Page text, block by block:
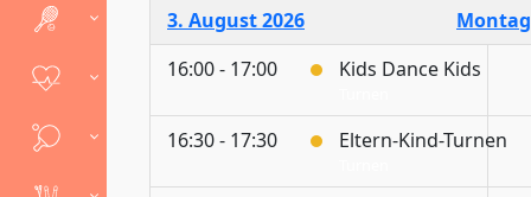
3. August 2026
Montag
16:00 - 17:00
Kids Dance Kids
16:30 - 17:30 Eltern-Kind-Turnen